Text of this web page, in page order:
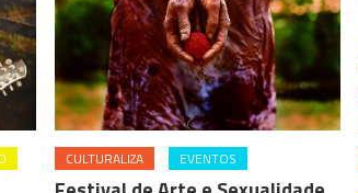
CULTURALIZA EVENTOS